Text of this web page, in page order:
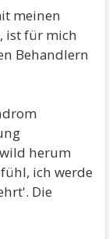
meinen
ist für mich
Behandlern
herum
ich werde
Die